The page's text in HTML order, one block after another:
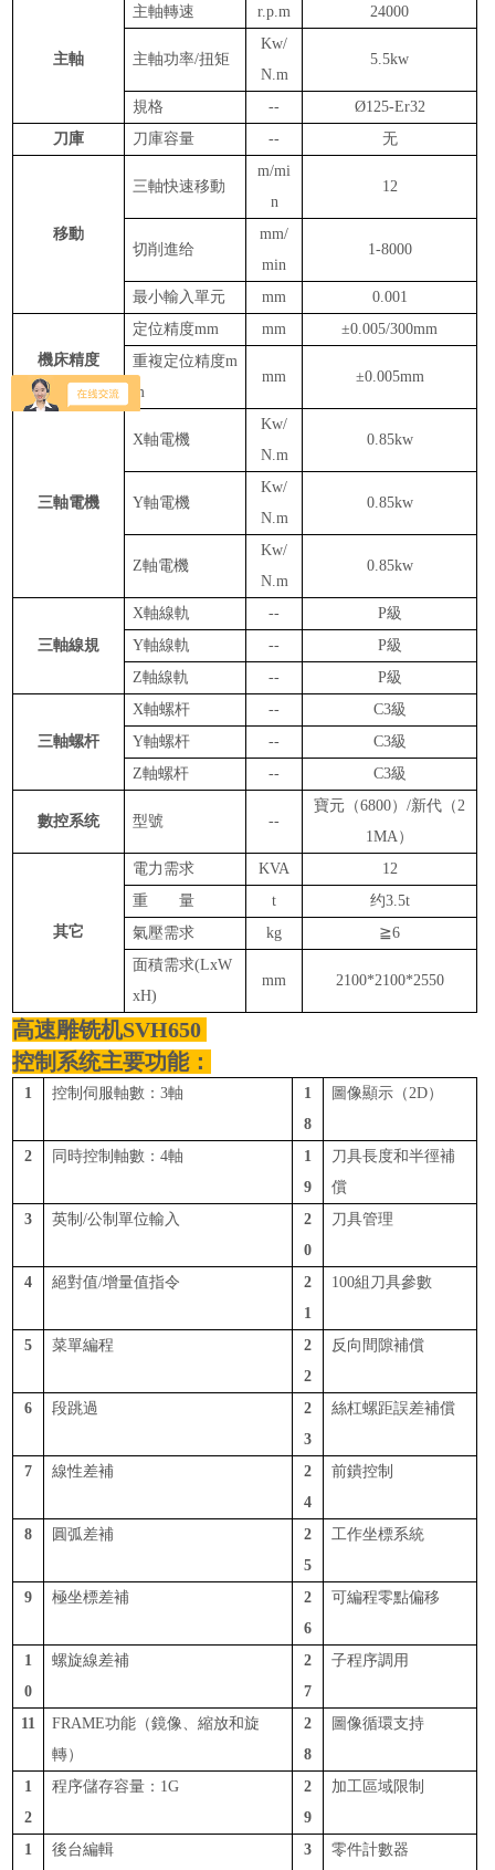
主軸
主軸轉速 r.p.m 24000
主軸功率/扭矩
Kw/
N.m
5.5kw
規格 -- Ø125-Er32
刀庫
刀庫容量 -- 无
移動
三軸快速移動
m/mi
n
12
切削進给
mm/
min
1-8000
最小輸 入單元 mm 0.001
機床精度
定位精度mm mm
±0.005/300mm
重複定位精度m
m
mm ±0.005mm
三軸電機
X軸電機
Kw/
N.m
0.85kw
Y軸電機
Kw/
N.m
0.85kw
Z軸電機
Kw/
N.m
0.85kw
三軸線規
X軸線軌 --
P級
Y軸線軌
--
P級
Z軸線軌
-- P級
三軸螺杆
X軸螺杆 --
C3級
Y軸螺杆
--
C3級
Z軸螺杆
-- C3級
數控系统 型號 --
寶元（6800）/新代（2
1MA）
其它
電力需求 KVA
12
重 量
t 约3.5t
氣壓需求
kg
≧6
面積需求(LxW
xH)
mm 2100*2100*2550
高速雕铣机SVH650
控制系统主要功能：
1 控制伺服軸數：3軸
1
8
圖像顯示（2D）
2 同時控制軸數：4軸
1
9
刀具長度和半徑補
償
3
英制/公制單位輸入
2
0
刀具管理
4 絕對值/增量值指令
2
1
100組刀具參數
5 菜單編程
2
2
反向間隙補償
6 段跳過
2
3
絲杠螺距誤差補償
7 線性差補
2
4
前鐀控制
8 圓弧差補
2
5
工作坐標系統
9 極坐標差補
2
6
可編程零點偏移
1
0
螺旋線差補
2
7
子程序調用
11
FRAME功能（鏡像、縮放和旋
轉）
2
8
圖像循環支持
1
2
程序儲存容量： 1G
2
9
加工區域限制
1
後台編輯
3
零件計數器